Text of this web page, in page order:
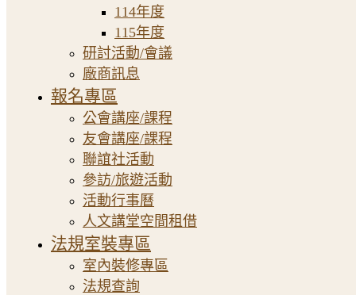
114年度
115年度
研討活動/會議
廠商訊息
報名專區
公會講座/課程
友會講座/課程
聯誼社活動
參訪/旅遊活動
活動行事曆
人文講堂空間租借
法規室裝專區
室內裝修專區
法規查詢